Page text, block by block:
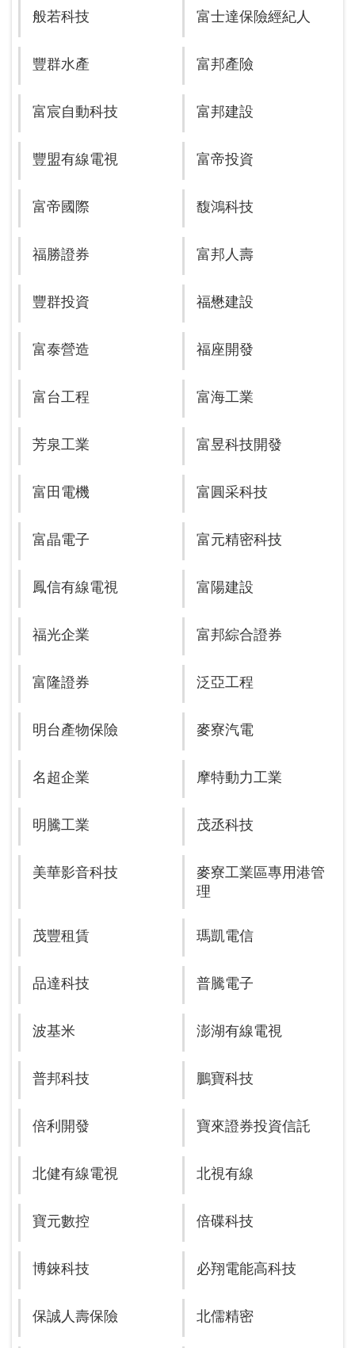
般若科技 富士達保險經紀人
豐群水產 富邦產險
富宸自動科技 富邦建設
豐盟有線電視 富帝投資
富帝國際 馥鴻科技
福勝證券 富邦人壽
豐群投資 福懋建設
富泰營造 福座開發
富台工程 富海工業
芳泉工業 富昱科技開發
富田電機 富圓采科技
富晶電子 富元精密科技
鳳信有線電視 富陽建設
福光企業 富邦綜合證券
富隆證券 泛亞工程
明台產物保險 麥寮汽電
名超企業 摩特動力工業
明騰工業 茂丞科技
美華影音科技
麥寮工業區專用港管
理
茂豐租賃 瑪凱電信
品達科技 普騰電子
波基米 澎湖有線電視
普邦科技 鵬寶科技
倍利開發 寶來證券投資信託
北健有線電視 北視有線
寶元數控 倍碟科技
博錸科技 必翔電能高科技
保誠人壽保險 北儒精密